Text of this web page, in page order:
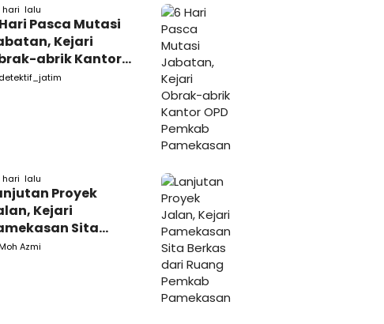
hari lalu
Pasca Mutasi
Kejari
abrik Kantor
Pemkab
detektif_jatim
hari lalu
Proyek
Kejari
Sita
dari Ruang
Azmi